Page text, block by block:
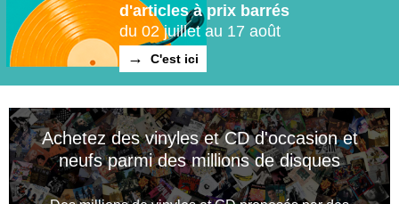
d'articles à prix barrés
du 02 juillet au 17 août
C'est ici
Achetez des vinyles et CD d'occasion et
neufs parmi des millions de disques